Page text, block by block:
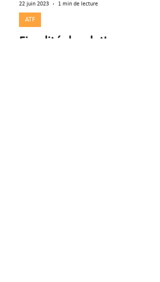
22 juin 2023 1 min de lecture
ATF
Fiscalité des dettes